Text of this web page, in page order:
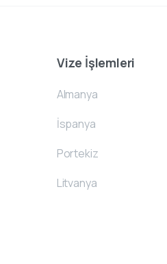
Vize İşlemleri
Almanya
İspanya
Portekiz
Litvanya